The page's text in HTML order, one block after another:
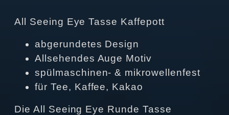
All Seeing Eye Tasse Kaffepott
abgerundetes Design
Allsehendes Auge Motiv
spülmaschinen‑ & mikrowellenfest
für Tee, Kaffee, Kakao
Die All Seeing Eye Runde Tasse